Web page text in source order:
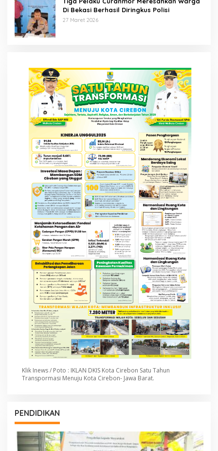
Di Bekasi Berhasil Diringkus Polisi
27 Maret 2026
Klik Inews / Poto : IKLAN DKIS Kota Cirebon Satu Tahun
Transpormasi Menuju Kota Cirebon- Jawa Barat.
PENDIDIKAN